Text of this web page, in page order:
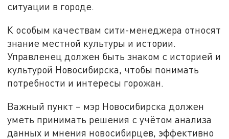
ситуации в городе.
К особым качествам сити-менеджера относят
знание местной культуры и истории.
Управленец должен быть знаком с историей и
культурой Новосибирска, чтобы понимать
потребности и интересы горожан.
Важный пункт – мэр Новосибирска должен
уметь принимать решения с учётом анализа
данных и мнения новосибирцев, эффективно